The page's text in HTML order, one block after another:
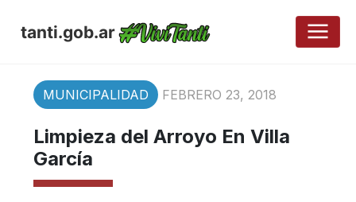
tanti.gob.ar
MUNICIPALIDAD FEBRERO 23, 2018
Limpieza del Arroyo En Villa
García